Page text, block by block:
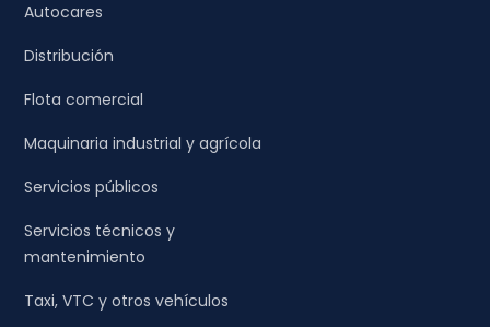
Autocares
Distribución
Flota comercial
Maquinaria industrial y agrícola
Servicios públicos
Servicios técnicos y
mantenimiento
Taxi, VTC y otros vehículos